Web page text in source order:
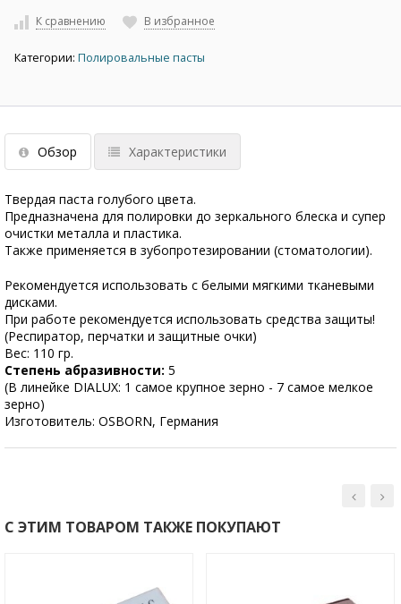
К сравнению В избранное
Категории: Полировальные пасты
Обзор Характеристики
Твердая паста голубого цвета.
Предназначена для полировки до зеркального блеска и супер
очистки металла и пластика.
Также применяется в зубопротезировании (стоматологии).
Рекомендуется использовать с белыми мягкими тканевыми
дисками.
При работе рекомендуется использовать средства защиты!
(Респиратор, перчатки и защитные очки)
Вес: 110 гр.
Степень абразивности: 5
(В линейке DIALUX: 1 самое крупное зерно - 7 самое мелкое
зерно)
Изготовитель: OSBORN, Германия
С ЭТИМ ТОВАРОМ ТАКЖЕ ПОКУПАЮТ